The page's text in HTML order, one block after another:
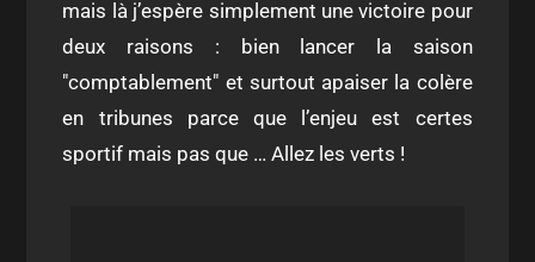
mais là j’espère simplement une victoire pour
deux raisons : bien lancer la saison
"comptablement" et surtout apaiser la colère
en tribunes parce que l’enjeu est certes
sportif mais pas que … Allez les verts !